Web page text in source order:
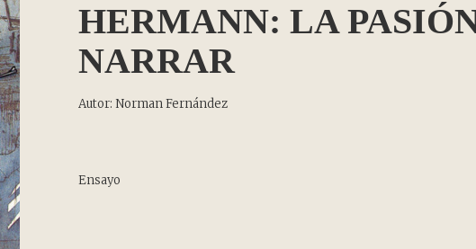
HERMANN: LA
NARRAR
Autor: Norman Fernández
Ensayo